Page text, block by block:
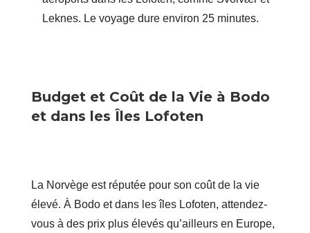
Leknes. Le voyage dure environ 25 minutes.
Budget et Coût de la Vie à Bodo
et dans les Îles Lofoten
La Norvège est réputée pour son coût de la vie
élevé. À Bodo et dans les îles Lofoten, attendez-
vous à des prix plus élevés qu’ailleurs en Europe,